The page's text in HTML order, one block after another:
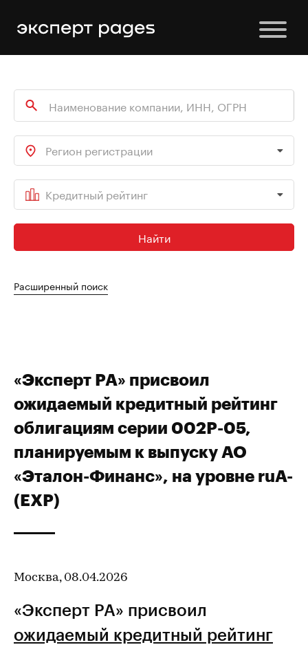
Регион регистрации
Кредитный рейтинг
Найти
Расширенный поиск
«Эксперт РА» присвоил
ожидаемый кредитный рейтинг
облигациям серии 002Р-05,
планируемым к выпуску АО
«Эталон-Финанс», на уровне ruA-
(EXP)
Москва, 08.04.2026
«Эксперт РА» присвоил
ожидаемый кредитный рейтинг